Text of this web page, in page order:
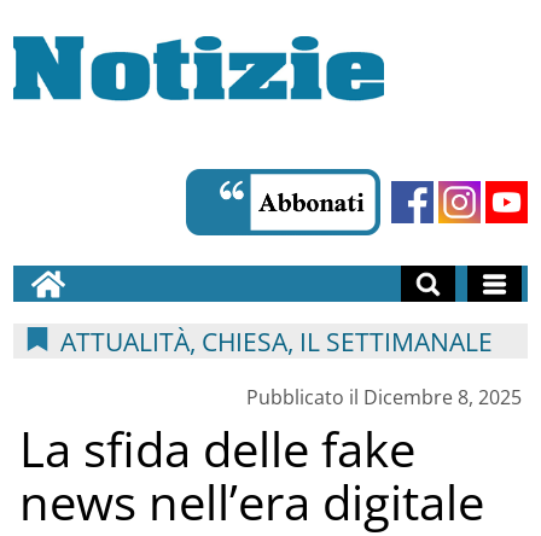
ATTUALITÀ, CHIESA, IL SETTIMANALE
Pubblicato il Dicembre 8, 2025
La sfida delle fake
news nell’era digitale